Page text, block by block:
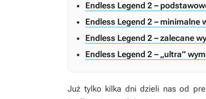
Endless Legend 2 –
Endless Legend 2 –
Endless Legend 2 – zalecane
Endless Legend 2 – „ultra”
Już tylko kilka dni dzieli nas od